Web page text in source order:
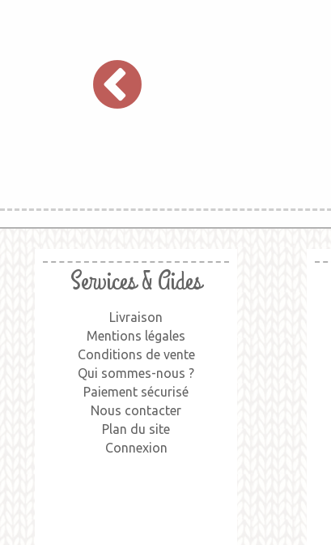
Services & Aides
Livraison
Mentions légales
Conditions de vente
Qui sommes-nous ?
Paiement sécurisé
Nous contacter
Plan du site
Connexion